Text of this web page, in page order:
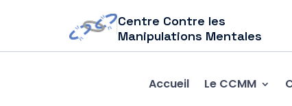
Centre Contre les
Manipulations Mentales
Accueil Le CCMM